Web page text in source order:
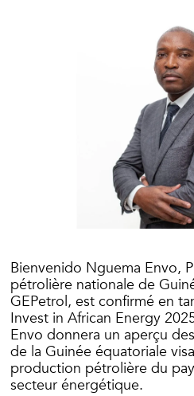
Bienvenido Nguema Envo,
pétrolière nationale de
GEPetrol, est confirmé en
Invest in African Energy
Envo donnera un aperçu
de la Guinée équatoriale
production pétrolière du
secteur énergétique.